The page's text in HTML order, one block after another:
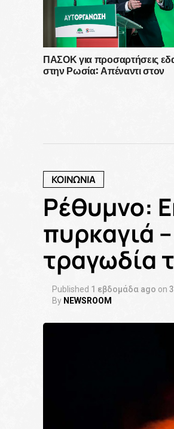
ΠΑΣΟΚ για προσαρτήσεις
στην Ρωσία: Απέναντι στον
ΚΟΙΝΩΝΙΑ
Ρέθυμνο:
πυρκαγιά
τραγωδία
Published 1 εβδομάδα ago on
By NEWSROOM